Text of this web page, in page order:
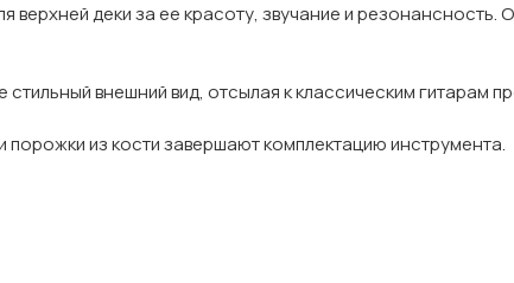
верхней деки за ее красоту, звучание и
внешний вид, отсылая к классическим гитарам
из кости завершают комплектацию инструмента.